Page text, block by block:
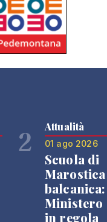
2 Attualità
01 ago 2026
Scuola di
Ministero
in regola